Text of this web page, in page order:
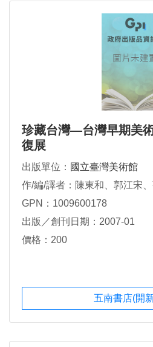
珍藏台灣—台灣早期美
復展
出版單位： 國立臺灣美術館
作/編/譯者：陳東和、郭江宋
GPN：1009600178
出版／創刊日期：2007-01
價格：200
五南書店(開